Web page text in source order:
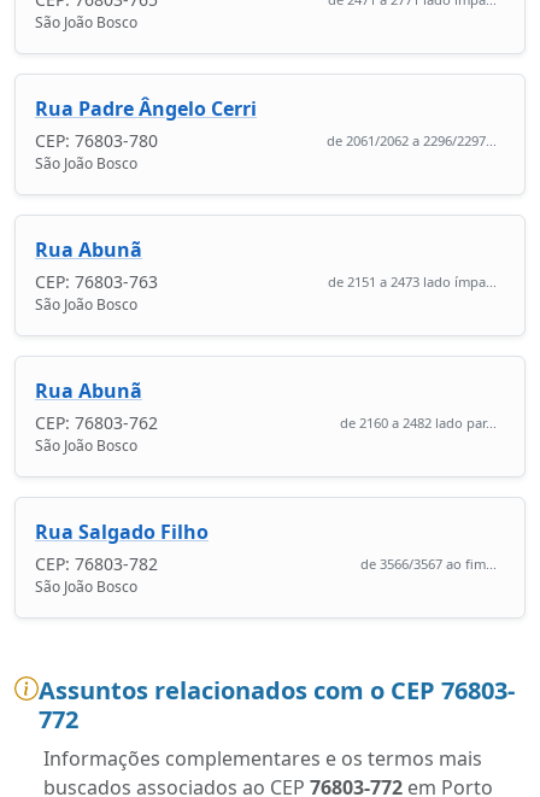
São João Bosco
Rua Padre Ângelo Cerri
CEP: 76803-780 de 2061/2062 a 2296/2297...
São João Bosco
Rua Abunã
CEP: 76803-763 de 2151 a 2473 lado ímpa...
São João Bosco
Rua Abunã
CEP: 76803-762 de 2160 a 2482 lado par...
São João Bosco
Rua Salgado Filho
CEP: 76803-782 de 3566/3567 ao fim...
São João Bosco
Assuntos relacionados com o CEP 76803-
772
Informações complementares e os termos mais
buscados associados ao CEP 76803-772 em Porto